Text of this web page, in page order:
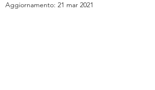
Aggiornamento: 21 mar 2021